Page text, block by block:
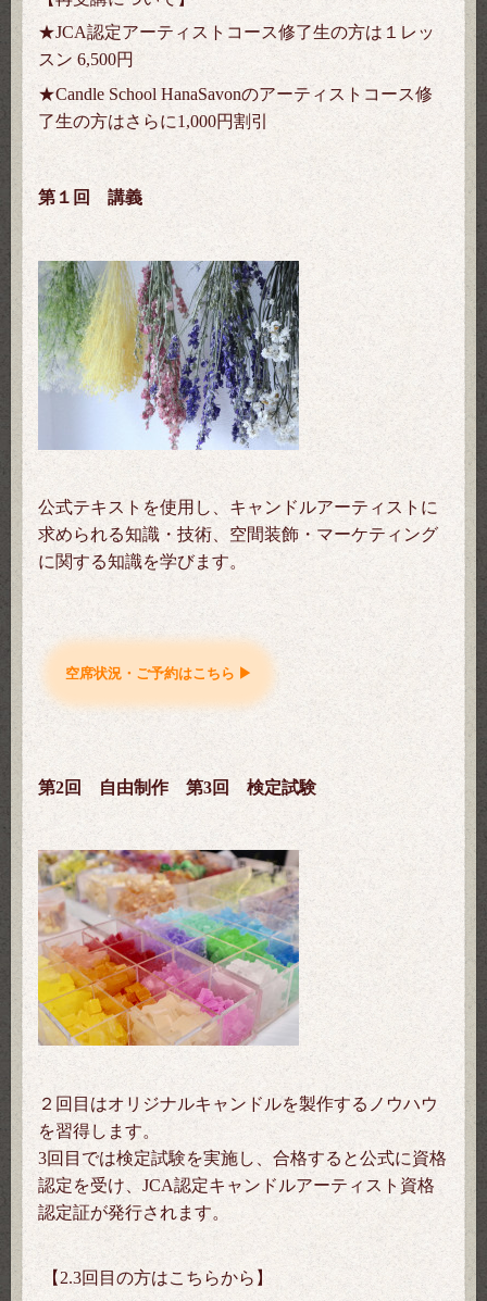
★JCA認定アーティストコース修了生の方は１レッ
スン 6,500円
★Candle School HanaSavonのアーティストコース修
了生の方はさらに1,000円割引
第１回 講義
公式テキストを使用し、キャンドルアーティストに
求められる知識・技術、空間装飾・マーケティング
に関する知識を学びます。
空席状況・ご予約はこちら ▶
第2回 自由制作 第3回 検定試験
２回目はオリジナルキャンドルを製作するノウハウ
を習得します。
3回目では検定試験を実施し、合格すると公式に資格
認定を受け、JCA認定キャンドルアーティスト資格
認定証が発行されます。
【2.3回目の方はこちらから】